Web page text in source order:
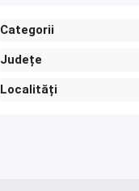
Categorii
Județe
Localități